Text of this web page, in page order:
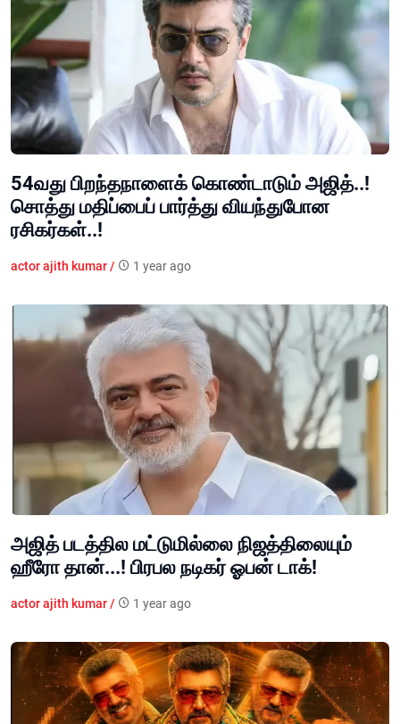
54வது பிறந்தநாளைக் கொண்டாடும் அஜித்..!
சொத்து மதிப்பைப் பார்த்து வியந்துபோன
ரசிகர்கள்..!
actor ajith kumar / 1 year ago
அஜித் படத்தில மட்டுமில்லை நிஜத்திலையும்
ஹீரோ தான்...! பிரபல நடிகர் ஓபன் டாக்!
actor ajith kumar / 1 year ago